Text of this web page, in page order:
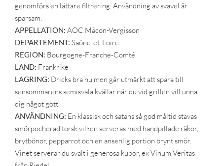
genomförs en lättare filtrering. Användning av svavel är
sparsam.
APPELLATION: AOC Mâcon-Vergisson
DEPARTEMENT: Saône-et-Loire
REGION: Bourgogne-Franche-Comté
LAND: Frankrike
LAGRING: Dricks bra nu men går utmärkt att spara till
sensommarens semisvala kvällar när du vid grillen vill unna
dig något gott.
ANVÄNDNING: En klassisk och satans så god måltid stavas
smörpocherad torsk vilken serveras med handpillade räkor,
brytbönor, pepparrot och en ansenlig portion brynt smör.
Vinet serverar du svalt i generösa kupor, ex Vinum Veritas